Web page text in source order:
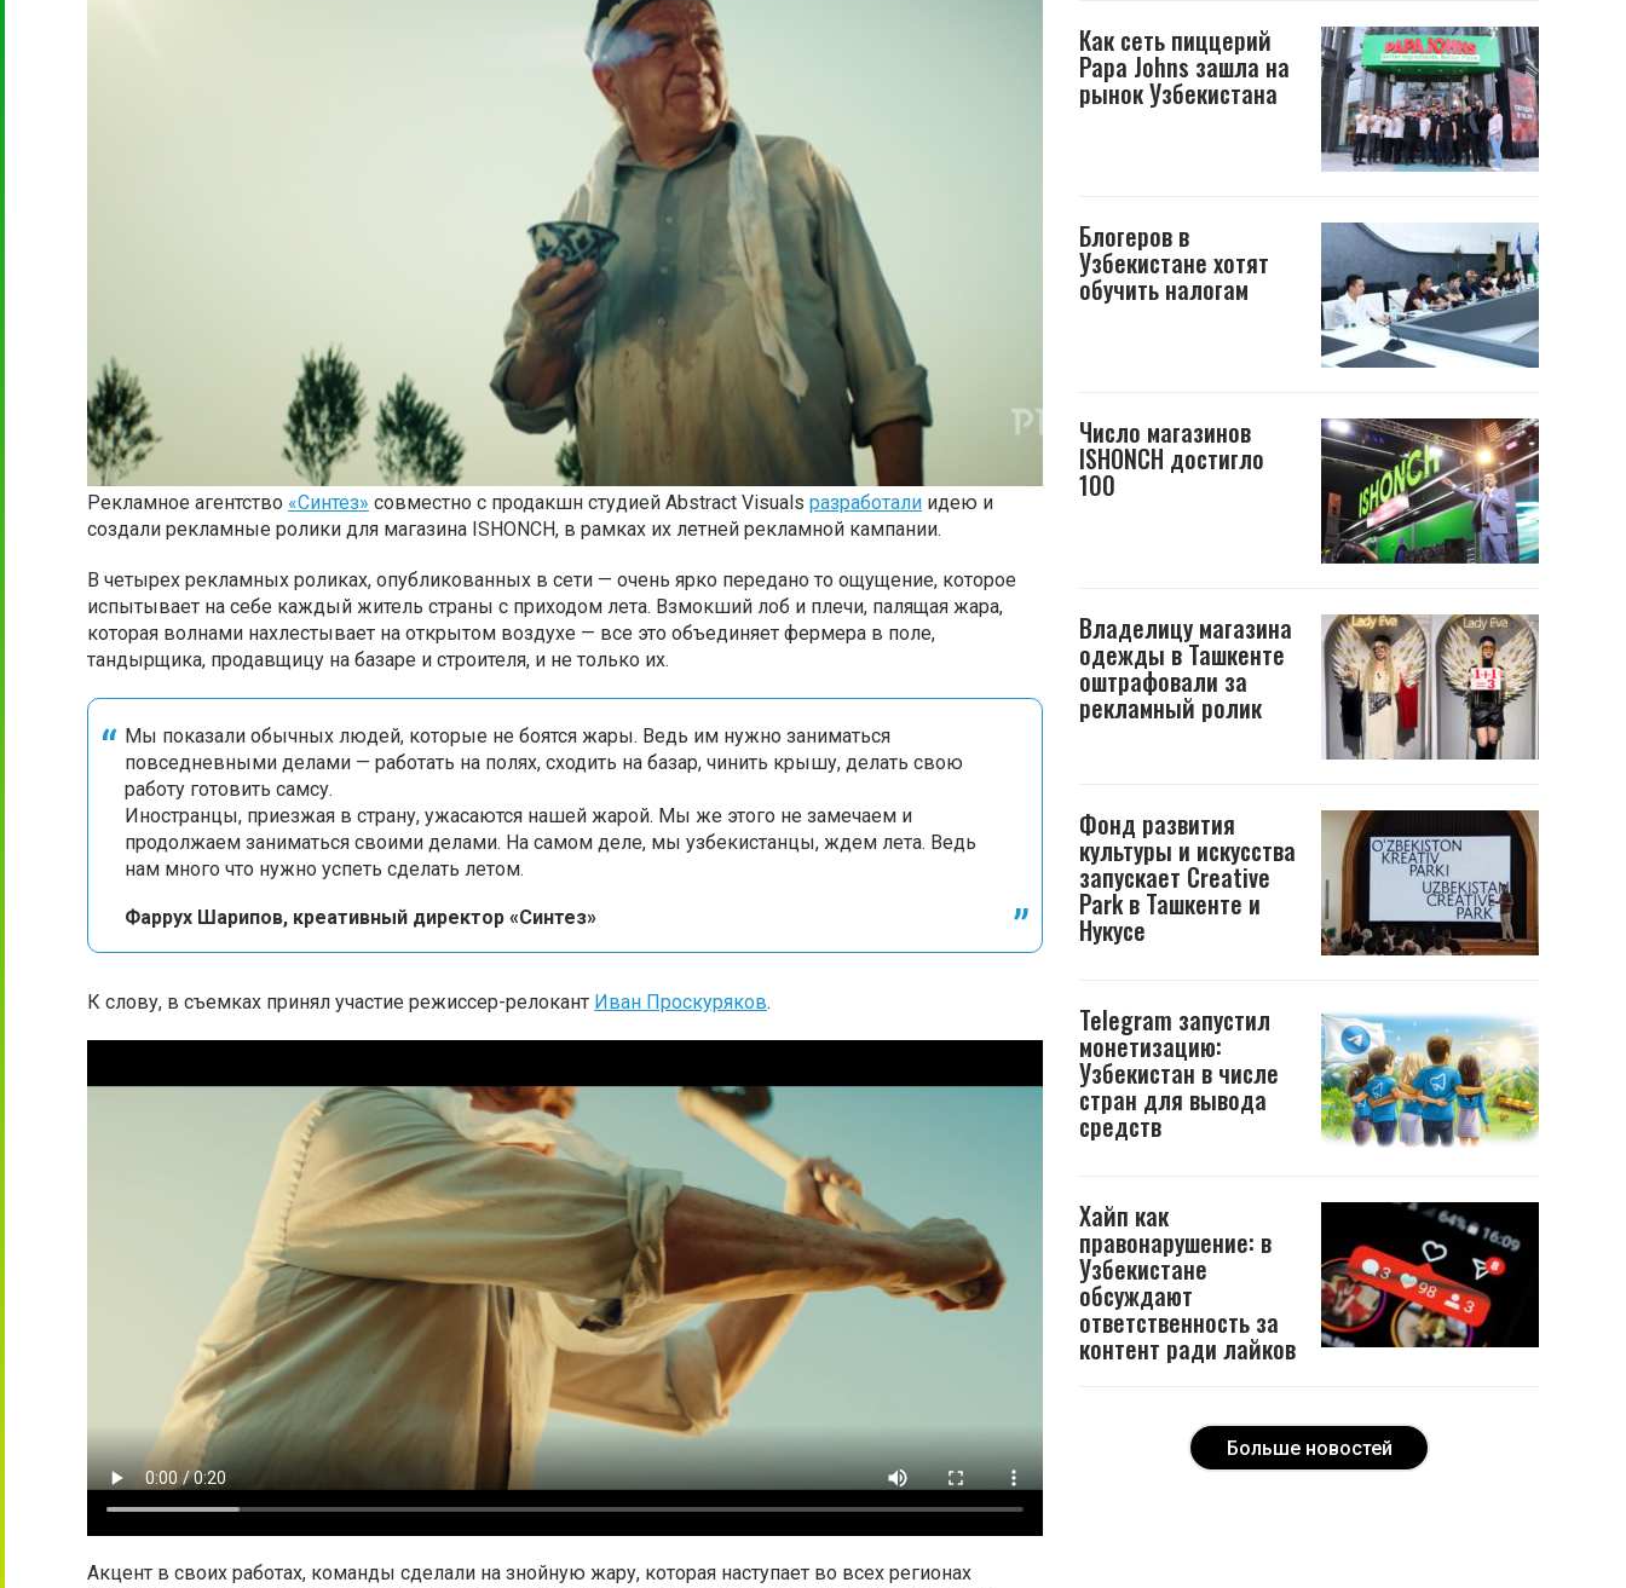
Рекламное агентство «Синтез» совместно с продакшн студией Abstract Visuals разработали идею и
создали рекламные ролики для магазина ISHONCH, в рамках их летней рекламной кампании.
В четырех рекламных роликах, опубликованных в сети — очень ярко передано то ощущение, которое
испытывает на себе каждый житель страны с приходом лета. Взмокший лоб и плечи, палящая жара,
которая волнами нахлестывает на открытом воздухе — все это объединяет фермера в поле,
тандырщика, продавщицу на базаре и строителя, и не только их.
Мы показали обычных людей, которые не боятся жары. Ведь им нужно заниматься
повседневными делами — работать на полях, сходить на базар, чинить крышу, делать свою
работу готовить самсу.
Иностранцы, приезжая в страну, ужасаются нашей жарой. Мы же этого не замечаем и
продолжаем заниматься своими делами. На самом деле, мы узбекистанцы, ждем лета. Ведь
нам много что нужно успеть сделать летом.
Фаррух Шарипов, креативный директор «Синтез»
К слову, в съемках принял участие режиссер-релокант Иван Проскуряков.
Акцент в своих работах, команды сделали на знойную жару, которая наступает во всех регионах
Как сеть пиццерий
Papa Johns зашла на
рынок Узбекистана
Блогеров в
Узбекистане хотят
обучить налогам
Число магазинов
ISHONCH достигло
100
Владелицу магазина
одежды в Ташкенте
оштрафовали за
рекламный ролик
Фонд развития
культуры и искусства
запускает Creative
Park в Ташкенте и
Нукусе
Telegram запустил
монетизацию:
Узбекистан в числе
стран для вывода
средств
Хайп как
правонарушение: в
Узбекистане
обсуждают
ответственность за
контент ради лайков
Больше новостей